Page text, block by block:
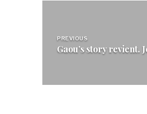
de
l’article
PREVIOUS
Gaou’s story revient.